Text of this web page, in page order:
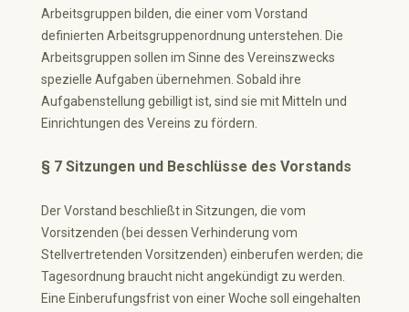
Arbeitsgruppen bilden, die einer vom Vorstand
definierten Arbeitsgruppenordnung unterstehen. Die
Arbeitsgruppen sollen im Sinne des Vereinszwecks
spezielle Aufgaben übernehmen. Sobald ihre
Aufgabenstellung gebilligt ist, sind sie mit Mitteln und
Einrichtungen des Vereins zu fördern.
§ 7 Sitzungen und Beschlüsse des Vorstands
Der Vorstand beschließt in Sitzungen, die vom
Vorsitzenden (bei dessen Verhinderung vom
Stellvertretenden Vorsitzenden) einberufen werden; die
Tagesordnung braucht nicht angekündigt zu werden.
Eine Einberufungsfrist von einer Woche soll eingehalten